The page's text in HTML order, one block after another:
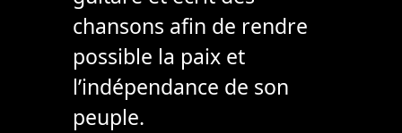
chansons afin de rendre
possible la paix et
l’indépendance de son
peuple.